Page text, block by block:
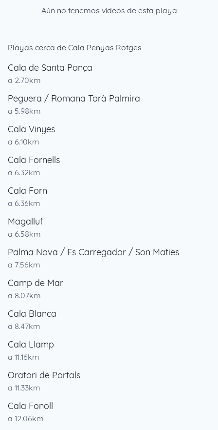
Aún no tenemos videos de esta playa
Playas cerca de Cala Penyas Rotges
Cala de Santa Ponça
a 2.70km
Peguera / Romana Torà Palmira
a 5.98km
Cala Vinyes
a 6.10km
Cala Fornells
a 6.32km
Cala Forn
a 6.36km
Magalluf
a 6.58km
Palma Nova / Es Carregador / Son Maties
a 7.56km
Camp de Mar
a 8.07km
Cala Blanca
a 8.47km
Cala Llamp
a 11.16km
Oratori de Portals
a 11.33km
Cala Fonoll
a 12.06km